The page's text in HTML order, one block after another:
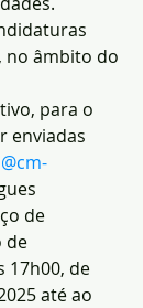
no âmbito do
para o
enviadas
de
de
17h00, de
até ao